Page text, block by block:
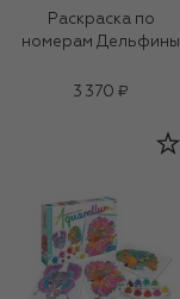
Раскраска по
номерам Дельфины
3 370 ₽